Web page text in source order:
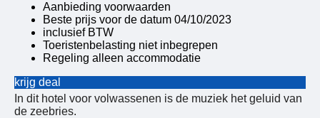
Aanbieding voorwaarden
Beste prijs voor de datum 04/10/2023
inclusief BTW
Toeristenbelasting niet inbegrepen
Regeling alleen accommodatie
krijg deal
In dit hotel voor volwassenen is de muziek het geluid van
de zeebries.